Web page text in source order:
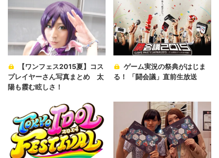
【ワンフェス2015夏】コス
プレイヤーさん写真まとめ 太
陽も霞む眩しさ！
ゲーム実況の祭典がはじま
る！ 「闘会議」直前生放送